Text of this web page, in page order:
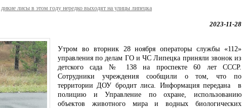
дикие лисы в этом году нередко выходят на улицы липецка
2023-11-28
Утром во вторник 28 ноября операторы службы «112»
управления по делам ГО и ЧС Липецка приняли звонок из
детского сада № 138 на проспекте 60 лет СССР.
Сотрудники учреждения сообщили о том, что по
территории ДОУ бродит лиса. Информация передана в
полицию и Управление по охране, использованию
объектов животного мира и водных биологических